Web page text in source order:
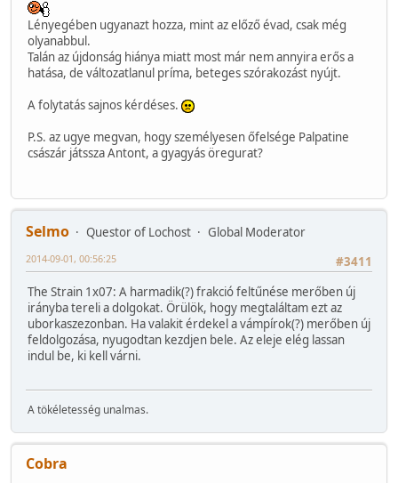
Lényegében ugyanazt hozza, mint az előző évad, csak még
olyanabbul.
Talán az újdonság hiánya miatt most már nem annyira erős a
hatása, de változatlanul príma, beteges szórakozást nyújt.
A folytatás sajnos kérdéses.
P.S. az ugye megvan, hogy személyesen őfelsége Palpatine
császár játssza Antont, a gyagyás öregurat?
Selmo Questor of Lochost
Global Moderator
#3411
2014-09-01, 00:56:25
The Strain 1x07: A harmadik(?) frakció feltűnése merőben új
irányba tereli a dolgokat. Örülök, hogy megtaláltam ezt az
uborkaszezonban. Ha valakit érdekel a vámpírok(?) merőben új
feldolgozása, nyugodtan kezdjen bele. Az eleje elég lassan
indul be, ki kell várni.
A tökéletesség unalmas.
Cobra